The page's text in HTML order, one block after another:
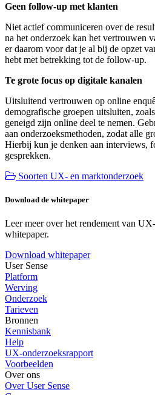
Geen follow-up met klanten
Niet actief communiceren over de
na het onderzoek kan het vertrouwen
er daarom voor dat je al bij de opzet
hebt met betrekking tot de follow-up.
Te grote focus op digitale kanalen
Uitsluitend vertrouwen op online
demografische groepen uitsluiten,
geneigd zijn online deel te nemen.
aan onderzoeksmethoden, zodat alle
Hierbij kun je denken aan interviews,
gesprekken.
Soorten UX- en marktonderzoek
Download de whitepaper
Leer meer over het rendement van
whitepaper.
Download whitepaper
User Sense
Platform
Werving
Onderzoek
Tarieven
Bronnen
Kennisbank
Help
UX-onderzoeksrapport
Voorbeelden
Over ons
Over User Sense